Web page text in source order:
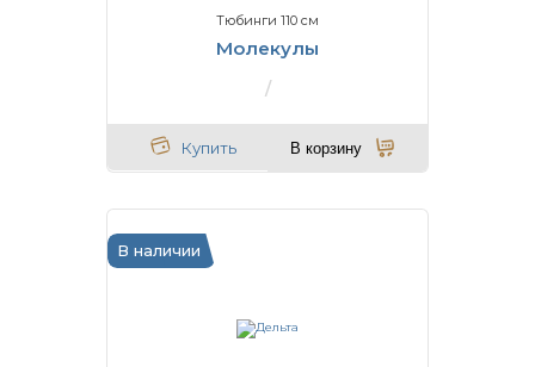
Тюбинги 110 см
Молекулы
Купить В корзину
В наличии